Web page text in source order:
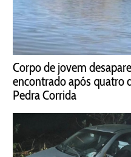
Corpo de jovem
encontrado após quatro
Pedra Corrida